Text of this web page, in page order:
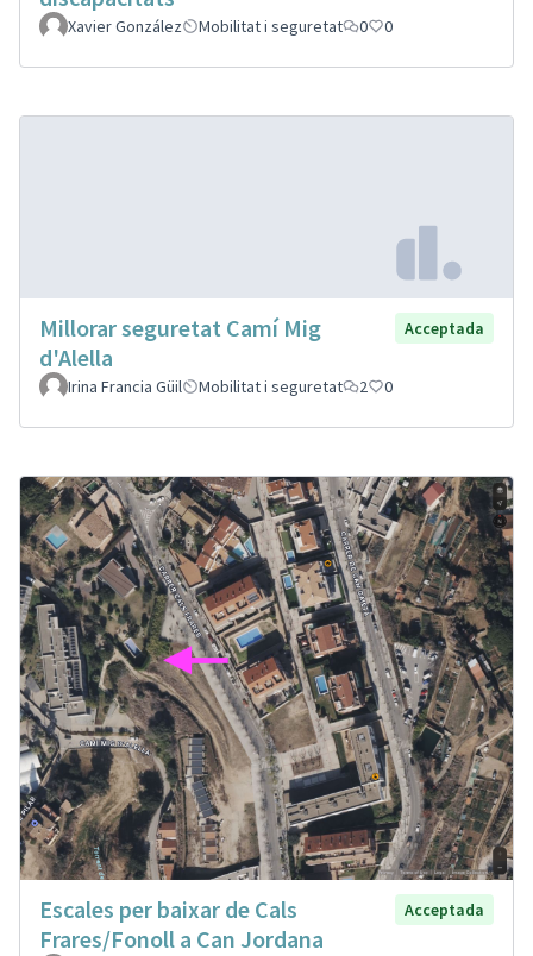
Xavier González Mobilitat i seguretat 0 0
Millorar seguretat Camí Mig
d'Alella
Acceptada
Irina Francia Güil Mobilitat i seguretat 2 0
Escales per baixar de Cals
Frares/Fonoll a Can Jordana
Acceptada